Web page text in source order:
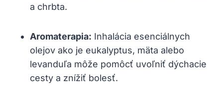
a chrbta.
Aromaterapia: Inhalácia esenciálnych
olejov ako je eukalyptus, mäta alebo
levanduľa môže pomôcť uvoľniť dýchacie
cesty a znížiť bolesť.